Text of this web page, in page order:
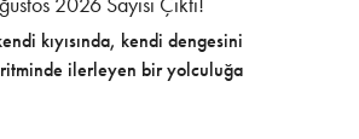
kıyısında, kendi dengesini
ilerleyen bir yolculuğa